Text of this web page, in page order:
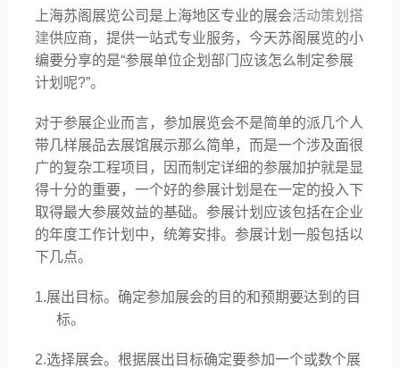
上海苏阁展览公司是上海地区专业的展会活动策划搭
建供应商，提供一站式专业服务，今天苏阁展览的小
编要分享的是“参展单位企划部门应该怎么制定参展
计划呢?”。
对于参展企业而言，参加展览会不是简单的派几个人
带几样展品去展馆展示那么简单，而是一个涉及面很
广的复杂工程项目，因而制定详细的参展加护就是显
得十分的重要，一个好的参展计划是在一定的投入下
取得最大参展效益的基础。参展计划应该包括在企业
的年度工作计划中，统筹安排。参展计划一般包括以
下几点。
1.展出目标。确定参加展会的目的和预期要达到的目
标。
2.选择展会。根据展出目标确定要参加一个或数个展